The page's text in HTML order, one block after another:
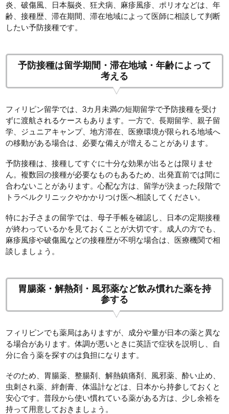
炎、破傷風、日本脳炎、狂犬病、麻疹風疹、ポリオなどは、年
齢、接種歴、滞在期間、滞在地域によって医師に相談して判断
したい予防接種です。
予防接種は留学期間・滞在地域・年齢によって
考える
フィリピン留学では、3カ月未満の短期留学で予防接種を受け
ずに渡航されるケースもあります。一方で、長期留学、親子留
学、ジュニアキャンプ、地方滞在、医療環境が限られる地域へ
の移動がある場合は、必要な備えが増えることがあります。
予防接種は、接種してすぐに十分な効果が出るとは限りませ
ん。複数回の接種が必要なものもあるため、出発直前では間に
合わないことがあります。心配な方は、留学が決まった段階で
トラベルクリニックやかかりつけ医へ相談してください。
特にお子さまの留学では、母子手帳を確認し、日本の定期接種
が終わっているかを見ておくことが大切です。成人の方でも、
麻疹風疹や破傷風などの接種歴が不明な場合は、医療機関で相
談しましょう。
胃腸薬・解熱剤・風邪薬など飲み慣れた薬を持
参する
フィリピンでも薬局はありますが、成分や量が日本の薬と異な
る場合があります。体調が悪いときに英語で症状を説明し、自
分に合う薬を探すのは負担になります。
そのため、胃腸薬、整腸剤、解熱鎮痛剤、風邪薬、酔い止め、
虫刺され薬、絆創膏、体温計などは、日本から持参しておくと
安心です。普段から使い慣れている薬がある方は、少し余裕を
持って用意しておきましょう。